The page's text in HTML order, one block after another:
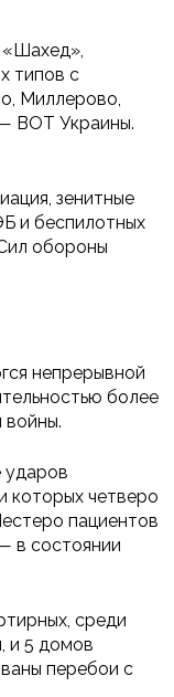
«Шахед»,
типов с
Миллерово,
ВОТ Украины.
зенитные
и беспилотных
обороны
непрерывной
более
войны.
ударов
которых четверо
пациентов
в состоянии
среди
и 5 домов
перебои с